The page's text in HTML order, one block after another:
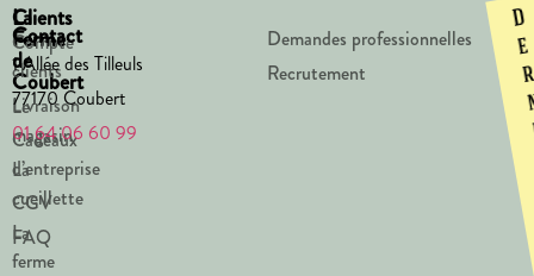
La
Ferme
de
Coubert
Le
magasin
La
cueillette
La
ferme
Clients
Compte
clients
Livraison
Cadeaux
d’entreprise
CGV
FAQ
Contact
1 Allée des Tilleuls
77170 Coubert
01 64 06 60 99
Demandes professionnelles
Recrutement
D
e